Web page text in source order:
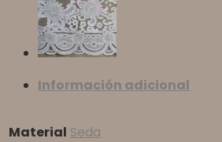
Información adicional
Material Seda